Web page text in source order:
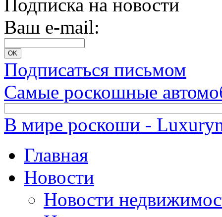
Подписка на новости
Ваш e-mail:
Подписаться письмом
Самые роскошные
В мире роскоши -
Главная
Новости
Новости